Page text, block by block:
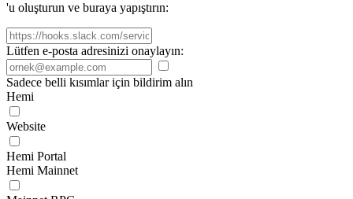
'u oluşturun ve buraya yapıştırın:
Lütfen e-posta adresinizi onaylayın:
Sadece belli kısımlar için bildirim alın
Hemi
Website
Hemi Portal
Hemi Mainnet